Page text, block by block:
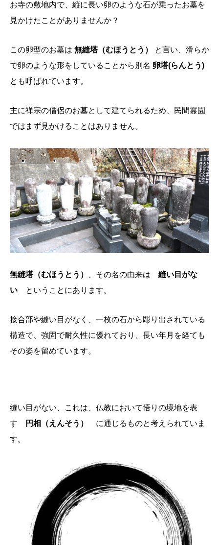
お寺の敷地内で、縦に長い卵のような石が乗ったお墓を
見かけたことがありませんか？
この卵型のお墓は 無縫塔（むほうとう）
と言い、滑らか
で卵のような形をしていることから別名 卵塔(らんとう)
とも呼ばれています。
主に禅宗の僧侶のお墓として建てられるため、民間霊園
ではまず見かけることはありません。
無縫塔（むほうとう） 、その名の由来は 縫い目がな
い ということにあります。
接合部や縫い目がなく、一枚の石から彫り出されている
構造で、強固で耐久性に優れており、長い年月を経ても
その姿を留めています。
縫い目がない、これは、仏教において悟りの境地を表
す
円相（えんそう）
に通じるものと考えられていま
す。